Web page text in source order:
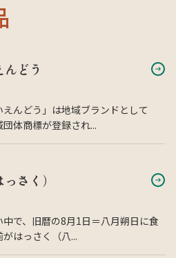
んどう
んどう」は地域ブランドとして
団体商標が登録され...
さく）
で、旧暦の8月1日＝八月朔日に食
はっさく（八...